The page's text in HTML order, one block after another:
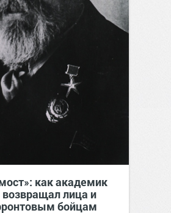
как академик
лица и
бойцам